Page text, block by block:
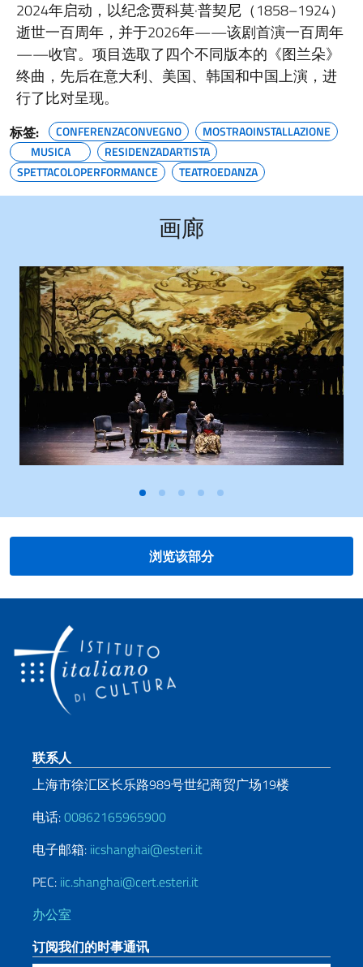
2024年启动，以纪念贾科莫·普契尼（1858–1924）
逝世一百周年，并于2026年——该剧首演一百周年
——收官。项目选取了四个不同版本的《图兰朵》
终曲，先后在意大利、美国、韩国和中国上演，进
行了比对呈现。
标签: CONFERENZACONVEGNO
MOSTRAOINSTALLAZIONE
MUSICA
RESIDENZADARTISTA
SPETTACOLOPERFORMANCE
TEATROEDANZA
画廊
浏览该部分
页脚部分
联系人
上海市徐汇区长乐路989号世纪商贸广场19楼
电话:00862165965900
电子邮箱: iicshanghai@esteri.it
PEC: iic.shanghai@cert.esteri.it
办公室
订阅我们的时事通讯